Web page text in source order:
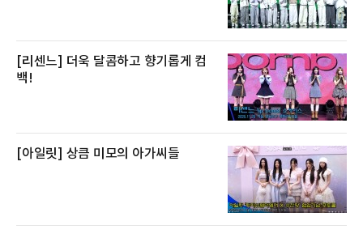
[리센느] 더욱 달콤하고 향기롭게 컴
백!
[아일릿] 상큼 미모의 아가씨들